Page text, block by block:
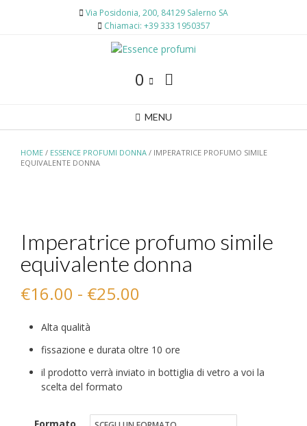
Via Posidonia, 200, 84129 Salerno SA
Chiamaci: +39 333 1950357
0
MENU
HOME / ESSENCE PROFUMI DONNA / IMPERATRICE PROFUMO SIMILE
EQUIVALENTE DONNA
Imperatrice profumo simile
equivalente donna
€16.00 - €25.00
prezzo:
da
a
Alta qualità
fissazione e durata oltre 10 ore
il prodotto verrà inviato in bottiglia di vetro a voi la
scelta del formato